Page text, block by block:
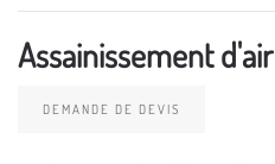
Assainissement
DEMANDE DE DEVIS